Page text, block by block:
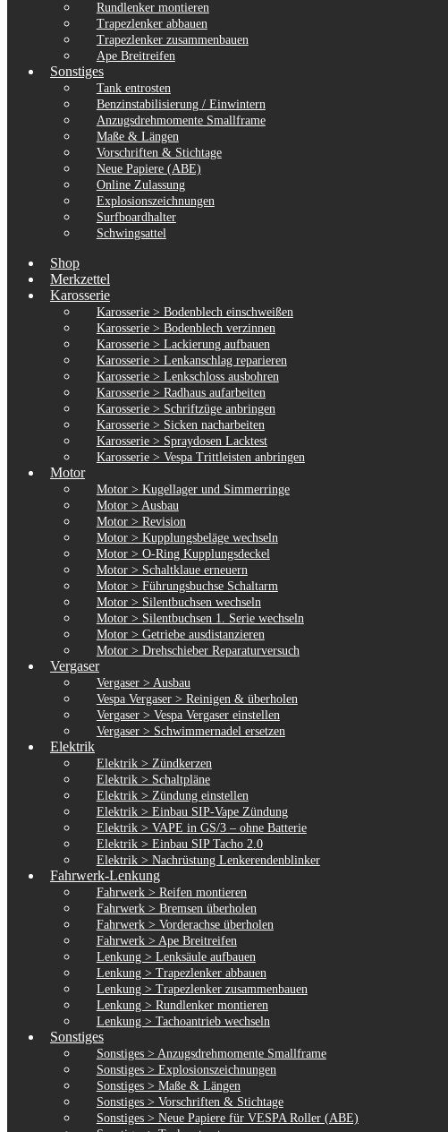
Rundlenker montieren
Trapezlenker abbauen
Trapezlenker zusammenbauen
Ape Breitreifen
Sonstiges
Tank entrosten
Benzinstabilisierung / Einwintern
Anzugsdrehmomente Smallframe
Maße & Längen
Vorschriften & Stichtage
Neue Papiere (ABE)
Online Zulassung
Explosionszeichnungen
Surfboardhalter
Schwingsattel
Shop
Merkzettel
Karosserie
Karosserie > Bodenblech einschweißen
Karosserie > Bodenblech verzinnen
Karosserie > Lackierung aufbauen
Karosserie > Lenkanschlag reparieren
Karosserie > Lenkschloss ausbohren
Karosserie > Radhaus aufarbeiten
Karosserie > Schriftzüge anbringen
Karosserie > Sicken nacharbeiten
Karosserie > Spraydosen Lacktest
Karosserie > Vespa Trittleisten anbringen
Motor
Motor > Kugellager und Simmerringe
Motor > Ausbau
Motor > Revision
Motor > Kupplungsbeläge wechseln
Motor > O-Ring Kupplungsdeckel
Motor > Schaltklaue erneuern
Motor > Führungsbuchse Schaltarm
Motor > Silentbuchsen wechseln
Motor > Silentbuchsen 1. Serie wechseln
Motor > Getriebe ausdistanzieren
Motor > Drehschieber Reparaturversuch
Vergaser
Vergaser > Ausbau
Vespa Vergaser > Reinigen & überholen
Vergaser > Vespa Vergaser einstellen
Vergaser > Schwimmernadel ersetzen
Elektrik
Elektrik > Zündkerzen
Elektrik > Schaltpläne
Elektrik > Zündung einstellen
Elektrik > Einbau SIP-Vape Zündung
Elektrik > VAPE in GS/3 – ohne Batterie
Elektrik > Einbau SIP Tacho 2.0
Elektrik > Nachrüstung Lenkerendenblinker
Fahrwerk-Lenkung
Fahrwerk > Reifen montieren
Fahrwerk > Bremsen überholen
Fahrwerk > Vorderachse überholen
Fahrwerk > Ape Breitreifen
Lenkung > Lenksäule aufbauen
Lenkung > Trapezlenker abbauen
Lenkung > Trapezlenker zusammenbauen
Lenkung > Rundlenker montieren
Lenkung > Tachoantrieb wechseln
Sonstiges
Sonstiges > Anzugsdrehmomente Smallframe
Sonstiges > Explosionszeichnungen
Sonstiges > Maße & Längen
Sonstiges > Vorschriften & Stichtage
Sonstiges > Neue Papiere für VESPA Roller (ABE)